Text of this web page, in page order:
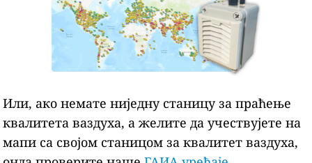
Или, ако немате ниједну станицу за праћење
квалитета ваздуха, а желите да учествујете на
мапи са својом станицом за квалитет ваздуха,